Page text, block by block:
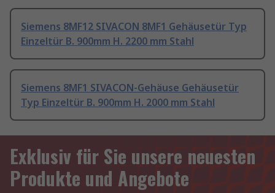
Siemens 8MF12 SIVACON 8MF1 Gehäusetür Typ
Einzeltür B. 900mm H. 2200 mm Stahl
Siemens 8MF1 SIVACON-Gehäuse Gehäusetür
Typ Einzeltür B. 900mm H. 2000 mm Stahl
Exklusiv für Sie unsere neuesten
Produkte und Angebote